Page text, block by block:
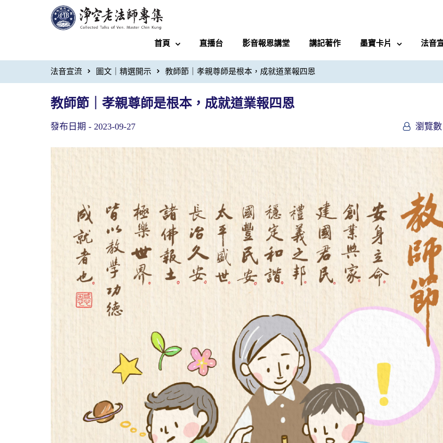
首頁 直播台 影音報恩講堂 講記著作 墨寶卡片 法音
法音宣流 圖文｜精選開示 教師節｜孝親尊師是根本，成就道業報四恩
教師節｜孝親尊師是根本，成就道業報四恩
發布日期 - 2023-09-27 瀏覽數